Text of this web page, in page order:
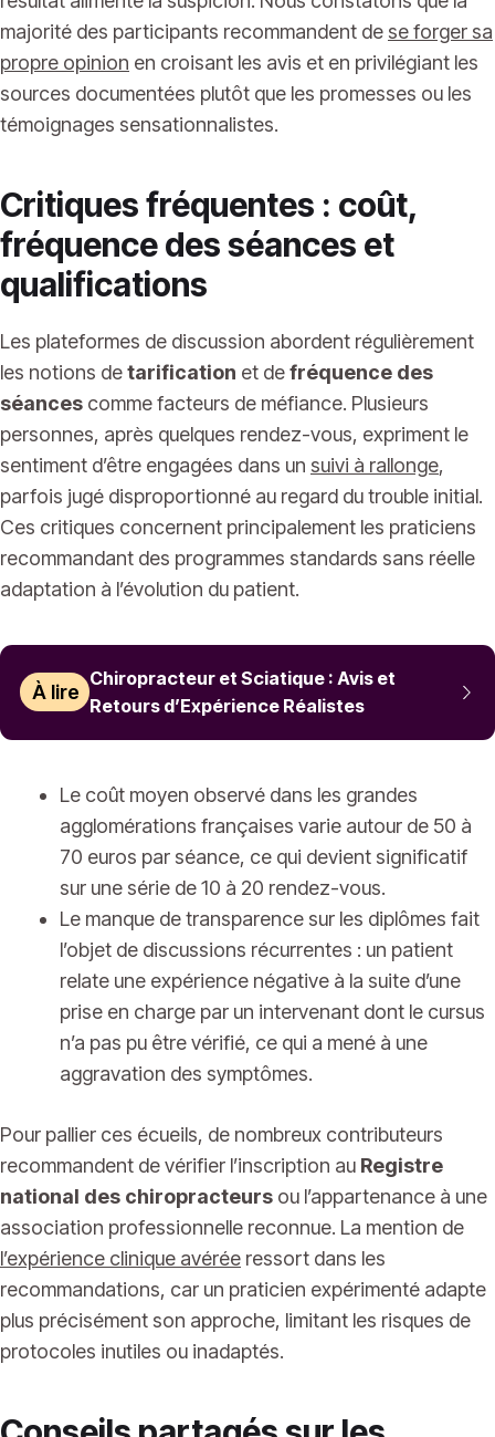
majorité des participants recommandent de se forger sa
propre opinion en croisant les avis et en privilégiant les
sources documentées plutôt que les promesses ou les
témoignages sensationnalistes.
Critiques fréquentes : coût,
fréquence des séances et
qualifications
Les plateformes de discussion abordent régulièrement
les notions detarification et defréquence des
séances comme facteurs de méfiance. Plusieurs
personnes, après quelques rendez-vous, expriment le
sentiment d’être engagées dans un suivi à rallonge,
parfois jugé disproportionné au regard du trouble initial.
Ces critiques concernent principalement les praticiens
recommandant des programmes standards sans réelle
adaptation à l’évolution du patient.
À lire
Chiropracteur et Sciatique : Avis et
Retours d’Expérience Réalistes
Le coût moyen observé dans les grandes
agglomérations françaises varie autour de 50 à
70 euros par séance, ce qui devient significatif
sur une série de 10 à 20 rendez-vous.
Le manque de transparence sur les diplômes fait
l’objet de discussions récurrentes : un patient
relate une expérience négative à la suite d’une
prise en charge par un intervenant dont le cursus
n’a pas pu être vérifié, ce qui a mené à une
aggravation des symptômes.
Pour pallier ces écueils, de nombreux contributeurs
recommandent de vérifier l’inscription au Registre
national des chiropracteurs ou l’appartenance à une
association professionnelle reconnue. La mention de
l’expérience clinique avérée ressort dans les
recommandations, car un praticien expérimenté adapte
plus précisément son approche, limitant les risques de
protocoles inutiles ou inadaptés.